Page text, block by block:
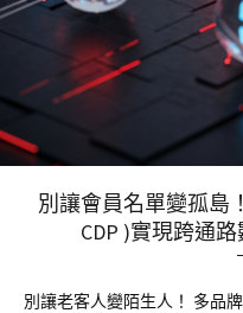
別讓會員名單變孤島
CDP )實現跨通
別讓老客人變陌生人！ 多品